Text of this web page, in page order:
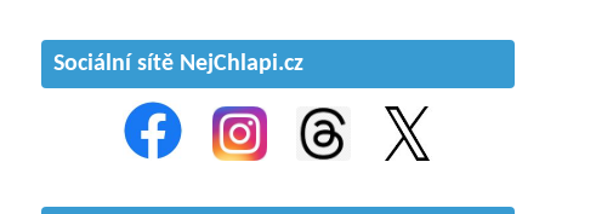
Sociální sítě NejChlapi.cz